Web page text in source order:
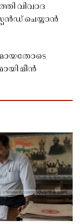
വിവാദ
ചെയ്യാൻ
മീൻ